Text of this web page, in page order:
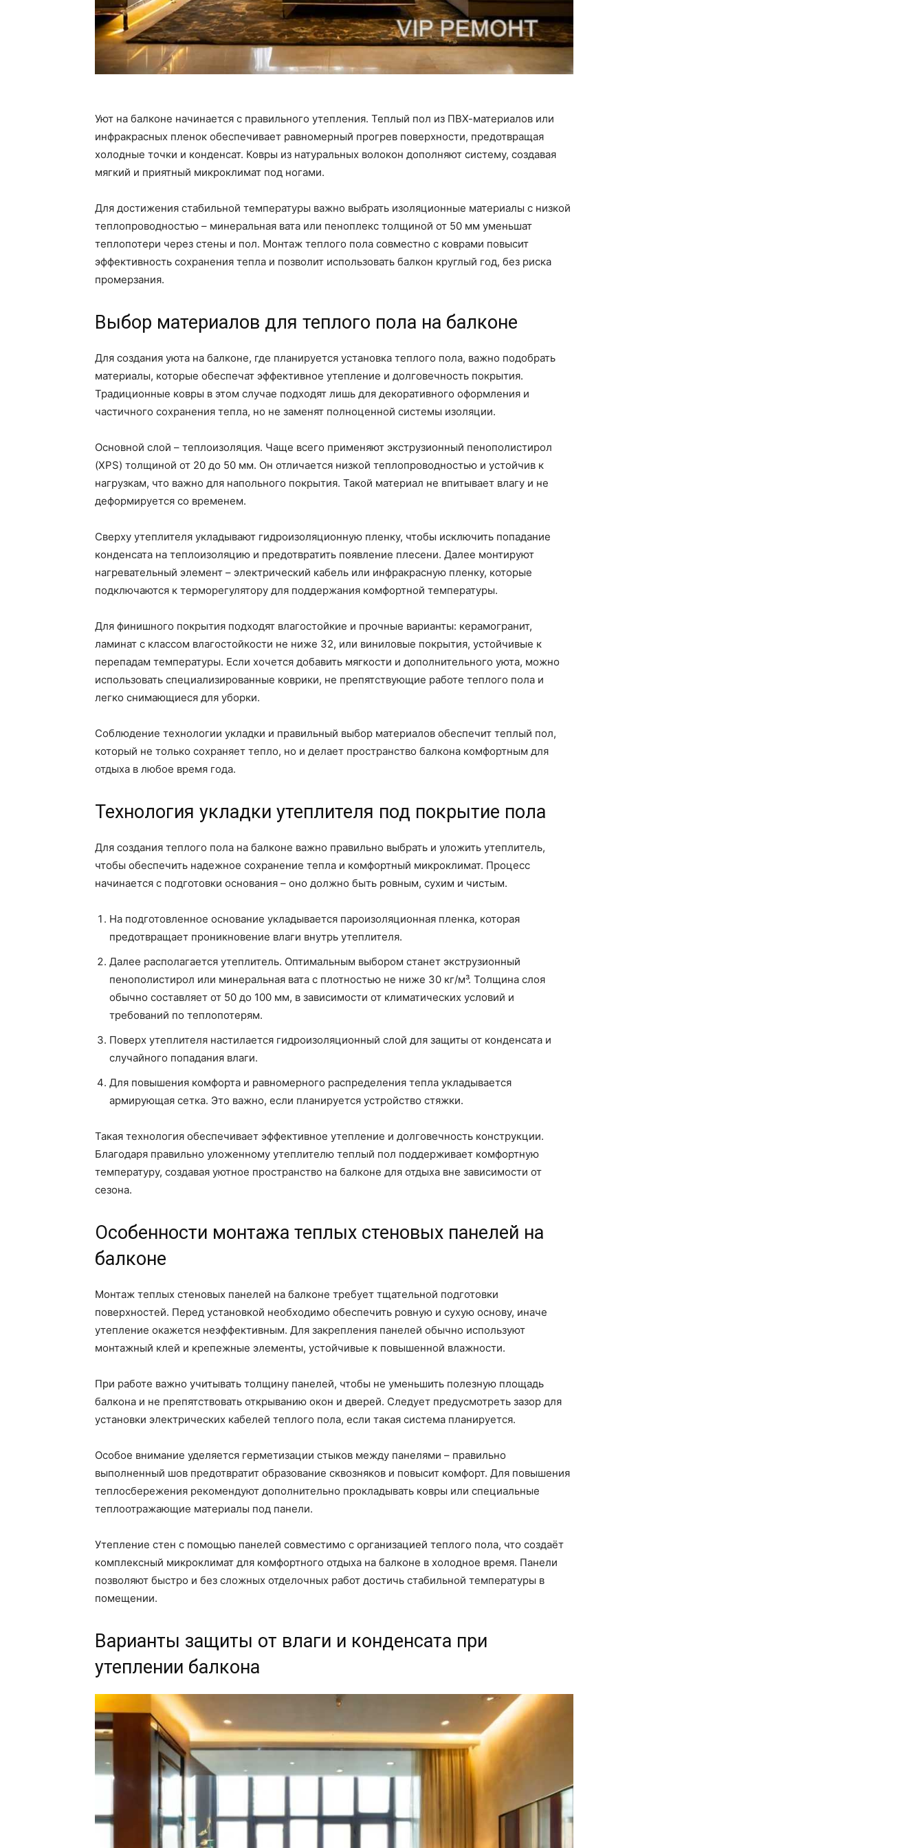
Уют на балконе начинается с правильного утепления. Теплый пол из ПВХ-материалов или
инфракрасных пленок обеспечивает равномерный прогрев поверхности, предотвращая
холодные точки и конденсат. Ковры из натуральных волокон дополняют систему, создавая
мягкий и приятный микроклимат под ногами.
Для достижения стабильной температуры важно выбрать изоляционные материалы с низкой
теплопроводностью – минеральная вата или пеноплекс толщиной от 50 мм уменьшат
теплопотери через стены и пол. Монтаж теплого пола совместно с коврами повысит
эффективность сохранения тепла и позволит использовать балкон круглый год, без риска
промерзания.
Выбор материалов для теплого пола на балконе
Для создания уюта на балконе, где планируется установка теплого пола, важно подобрать
материалы, которые обеспечат эффективное утепление и долговечность покрытия.
Традиционные ковры в этом случае подходят лишь для декоративного оформления и
частичного сохранения тепла, но не заменят полноценной системы изоляции.
Основной слой – теплоизоляция. Чаще всего применяют экструзионный пенополистирол
(XPS) толщиной от 20 до 50 мм. Он отличается низкой теплопроводностью и устойчив к
нагрузкам, что важно для напольного покрытия. Такой материал не впитывает влагу и не
деформируется со временем.
Сверху утеплителя укладывают гидроизоляционную пленку, чтобы исключить попадание
конденсата на теплоизоляцию и предотвратить появление плесени. Далее монтируют
нагревательный элемент – электрический кабель или инфракрасную пленку, которые
подключаются к терморегулятору для поддержания комфортной температуры.
Для финишного покрытия подходят влагостойкие и прочные варианты: керамогранит,
ламинат с классом влагостойкости не ниже 32, или виниловые покрытия, устойчивые к
перепадам температуры. Если хочется добавить мягкости и дополнительного уюта, можно
использовать специализированные коврики, не препятствующие работе теплого пола и
легко снимающиеся для уборки.
Соблюдение технологии укладки и правильный выбор материалов обеспечит теплый пол,
который не только сохраняет тепло, но и делает пространство балкона комфортным для
отдыха в любое время года.
Технология укладки утеплителя под покрытие пола
Для создания теплого пола на балконе важно правильно выбрать и уложить утеплитель,
чтобы обеспечить надежное сохранение тепла и комфортный микроклимат. Процесс
начинается с подготовки основания – оно должно быть ровным, сухим и чистым.
На подготовленное основание укладывается пароизоляционная пленка, которая
предотвращает проникновение влаги внутрь утеплителя.
Далее располагается утеплитель. Оптимальным выбором станет экструзионный
пенополистирол или минеральная вата с плотностью не ниже 30 кг/м³. Толщина слоя
обычно составляет от 50 до 100 мм, в зависимости от климатических условий и
требований по теплопотерям.
Поверх утеплителя настилается гидроизоляционный слой для защиты от конденсата и
случайного попадания влаги.
Для повышения комфорта и равномерного распределения тепла укладывается
армирующая сетка. Это важно, если планируется устройство стяжки.
Такая технология обеспечивает эффективное утепление и долговечность конструкции.
Благодаря правильно уложенному утеплителю теплый пол поддерживает комфортную
температуру, создавая уютное пространство на балконе для отдыха вне зависимости от
сезона.
Особенности монтажа теплых стеновых панелей на
балконе
Монтаж теплых стеновых панелей на балконе требует тщательной подготовки
поверхностей. Перед установкой необходимо обеспечить ровную и сухую основу, иначе
утепление окажется неэффективным. Для закрепления панелей обычно используют
монтажный клей и крепежные элементы, устойчивые к повышенной влажности.
При работе важно учитывать толщину панелей, чтобы не уменьшить полезную площадь
балкона и не препятствовать открыванию окон и дверей. Следует предусмотреть зазор для
установки электрических кабелей теплого пола, если такая система планируется.
Особое внимание уделяется герметизации стыков между панелями – правильно
выполненный шов предотвратит образование сквозняков и повысит комфорт. Для повышения
теплосбережения рекомендуют дополнительно прокладывать ковры или специальные
теплоотражающие материалы под панели.
Утепление стен с помощью панелей совместимо с организацией теплого пола, что создаёт
комплексный микроклимат для комфортного отдыха на балконе в холодное время. Панели
позволяют быстро и без сложных отделочных работ достичь стабильной температуры в
помещении.
Варианты защиты от влаги и конденсата при
утеплении балкона